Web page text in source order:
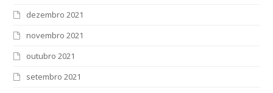
dezembro 2021
novembro 2021
outubro 2021
setembro 2021